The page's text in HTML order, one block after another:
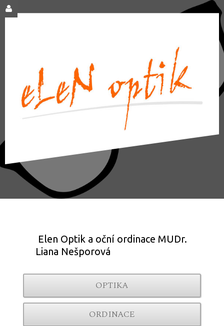
Elen Optik a oční ordinace MUDr.
Liana Nešporová
OPTIKA
ORDINACE